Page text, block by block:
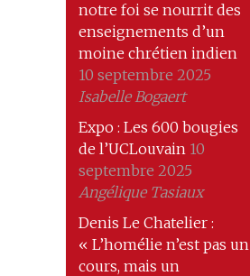
notre foi se nourrit des
enseignements d’un
moine chrétien indien
10 septembre 2025
Isabelle Bogaert
Expo : Les 600 bougies
de l’UCLouvain 10
septembre 2025
Angélique Tasiaux
Denis Le Chatelier :
« L’homélie n’est pas un
cours, mais un